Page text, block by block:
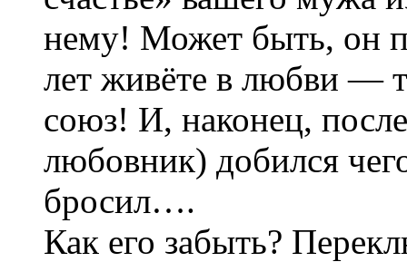
нему! Может быть, он
лет живёте в любви —
союз! И, наконец,
любовник) добился
бросил….
Как его забыть?